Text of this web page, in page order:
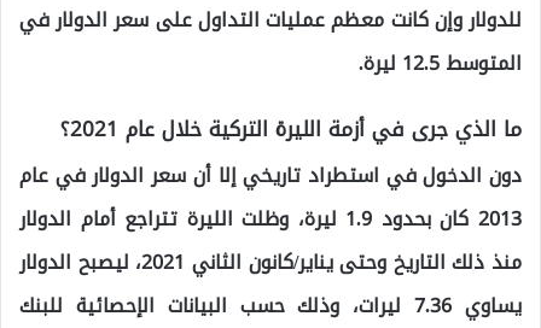
للدولار وإن كانت معظم عمليات التداول على سعر الدولار في
المتوسط 12.5 ليرة.
ما الذي جرى في أزمة الليرة التركية خلال عام 2021؟
دون الدخول في استطراد تاريخي إلا أن سعر الدولار في عام
2013 كان بحدود 1.9 ليرة، وظلت الليرة تتراجع أمام الدولار
منذ ذلك التاريخ وحتى يناير/كانون الثاني 2021، ليصبح الدولار
يساوي 7.36 ليرات، وذلك حسب البيانات الإحصائية للبنك